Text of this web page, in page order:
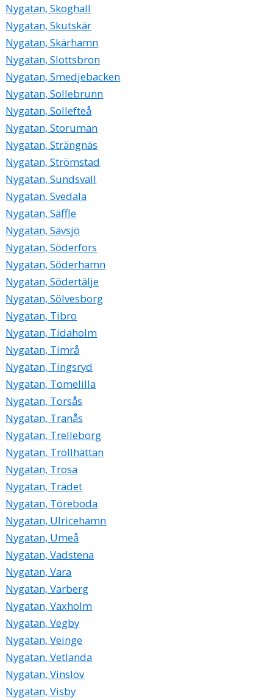
Nygatan, Skoghall
Nygatan, Skutskär
Nygatan, Skärhamn
Nygatan, Slottsbron
Nygatan, Smedjebacken
Nygatan, Sollebrunn
Nygatan, Sollefteå
Nygatan, Storuman
Nygatan, Strängnäs
Nygatan, Strömstad
Nygatan, Sundsvall
Nygatan, Svedala
Nygatan, Säffle
Nygatan, Sävsjö
Nygatan, Söderfors
Nygatan, Söderhamn
Nygatan, Södertälje
Nygatan, Sölvesborg
Nygatan, Tibro
Nygatan, Tidaholm
Nygatan, Timrå
Nygatan, Tingsryd
Nygatan, Tomelilla
Nygatan, Torsås
Nygatan, Tranås
Nygatan, Trelleborg
Nygatan, Trollhättan
Nygatan, Trosa
Nygatan, Trädet
Nygatan, Töreboda
Nygatan, Ulricehamn
Nygatan, Umeå
Nygatan, Vadstena
Nygatan, Vara
Nygatan, Varberg
Nygatan, Vaxholm
Nygatan, Vegby
Nygatan, Veinge
Nygatan, Vetlanda
Nygatan, Vinslöv
Nygatan, Visby